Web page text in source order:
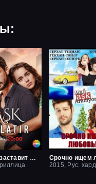
Любовь заставит плакать
2015, Рус.